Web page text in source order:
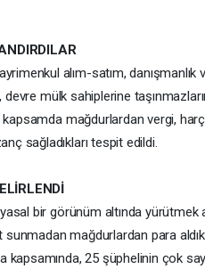
alım-satım, danışmanlık
mülk sahiplerine
mağdurlardan vergi,
sağladıkları tespit edildi.
bir görünüm altında
mağdurlardan para
25 şüphelinin çok